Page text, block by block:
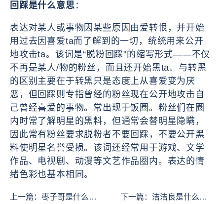
回踩是什么意思 ：
表达对某人或事物因某些原因由爱转恨，并开始
用过去因喜爱ta而了解到的一切，统统用来公开
地攻击ta。该词是“脱粉回踩”的缩写形式——不仅
不再是某人/物的粉丝，而且还开始黑ta。与转黑
的区别主要在于转黑只是态度上从喜爱变为厌
恶，但回踩则专指曾经的粉丝现在公开地攻击自
己曾经喜爱的事物。常出现于饭圈。粉丝们在圈
内时常了解明星的黑料，但通常会替明星隐瞒，
因此常有粉丝要求脱粉者不要回踩，不要公开黑
料使明星名誉受损。该词还经常用于游戏、文学
作品、电视剧、动漫等文艺作品圈内。表达的情
绪色彩也基本相同。
上一篇： 枣子哥是什么意
下一篇：洁洁良是什么意